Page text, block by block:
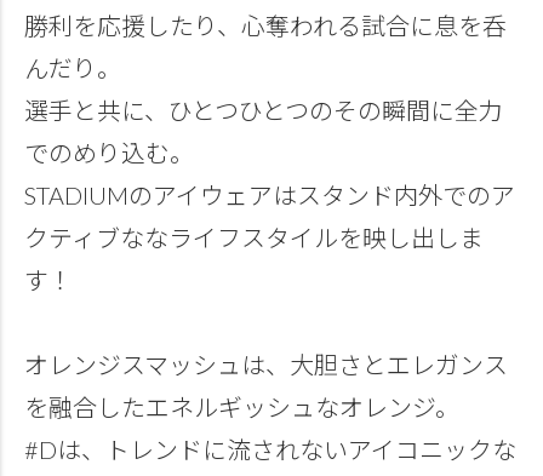
勝利を応援したり、心奪われる試合に息を呑
んだり。
選手と共に、ひとつひとつのその瞬間に全力
でのめり込む。
STADIUMのアイウェアはスタンド内外でのア
クティブななライフスタイルを映し出しま
す！
オレンジスマッシュは、大胆さとエレガンス
を融合したエネルギッシュなオレンジ。
#Dは、トレンドに流されないアイコニックな